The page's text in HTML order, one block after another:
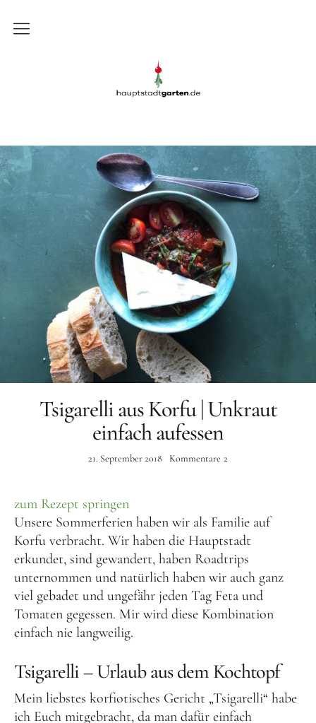
Gartenblog Hauptstadtgarten
Gartenblog
Garten
Balkon
Rezepte
DIY
Presse
Tsigarelli aus Korfu | Unkraut
einfach aufessen
21. September 2018 Kommentare 2
zum Rezept springen
Unsere Sommerferien haben wir als Familie auf
Korfu verbracht. Wir haben die Hauptstadt
erkundet, sind gewandert, haben Roadtrips
unternommen und natürlich haben wir auch ganz
viel gebadet und ungefähr jeden Tag Feta und
Tomaten gegessen. Mir wird diese Kombination
einfach nie langweilig.
Tsigarelli – Urlaub aus dem Kochtopf
Mein liebstes korfiotisches Gericht „Tsigarelli“ habe
ich Euch mitgebracht, da man dafür einfach